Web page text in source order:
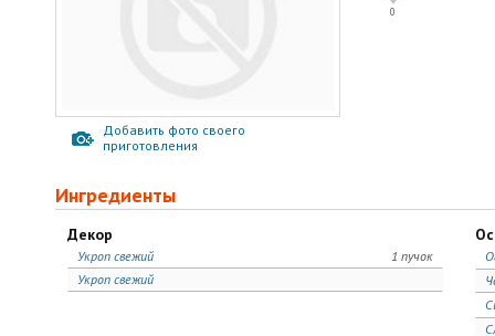
Добавить фото своего
приготовления
0
Ингредиенты
Декор
1 пучок
Укроп свежий
Укроп свежий